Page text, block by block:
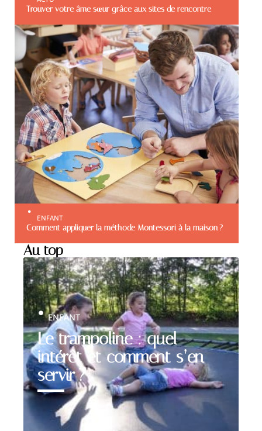
Trouver votre âme sœur grâce aux sites de rencontre
ENFANT
Comment appliquer la méthode Montessori à la maison ?
Au top
Le trampoline : quel
intérêt et comment s’en
servir ?
ENFANT